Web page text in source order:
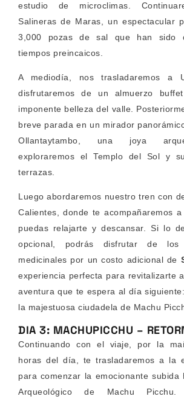
estudio de microclimas.
Salineras de Maras, un espectacular
3,000 pozas de sal que han sido
tiempos preincaicos.
A mediodía, nos trasladaremos a
disfrutaremos de un almuerzo
imponente belleza del valle.
breve parada en un mirador
Ollantaytambo, una joya
exploraremos el Templo del Sol y
terrazas.
Luego abordaremos nuestro tren con
Calientes, donde te acompañaremos
puedas relajarte y descansar. Si lo
opcional, podrás disfrutar de los
medicinales por un costo adicional de
experiencia perfecta para revitalizarte
aventura que te espera al día
la majestuosa ciudadela de Machu
DIA 3: MACHUPICCHU –
Continuando con el viaje, por la
horas del día, te trasladaremos a la
para comenzar la emocionante subida
Arqueológico de Machu